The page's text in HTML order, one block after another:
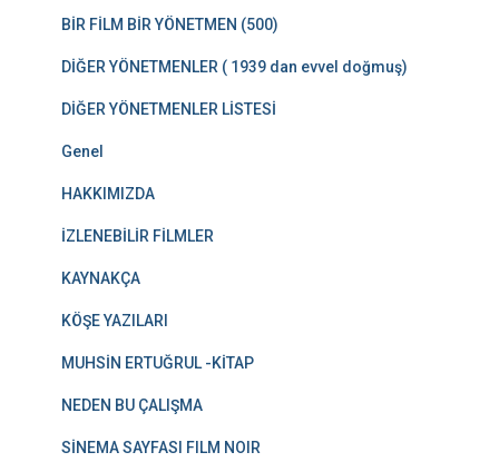
BİR FİLM BİR YÖNETMEN (500)
DİĞER YÖNETMENLER ( 1939 dan evvel doğmuş)
DİĞER YÖNETMENLER LİSTESİ
Genel
HAKKIMIZDA
İZLENEBİLİR FİLMLER
KAYNAKÇA
KÖŞE YAZILARI
MUHSİN ERTUĞRUL -KİTAP
NEDEN BU ÇALIŞMA
SİNEMA SAYFASI FILM NOIR